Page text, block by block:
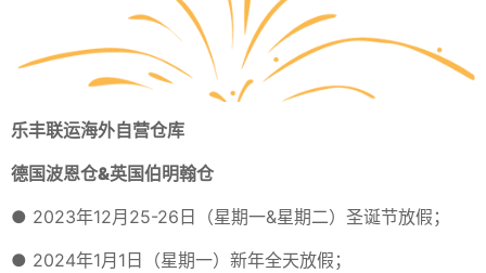
乐丰联运海外自营仓库
德国波恩仓&英国伯明翰仓
● 2023年12月25-26日（星期一&星期二）圣诞节放假；
● 2024年1月1日（星期一）新年全天放假；